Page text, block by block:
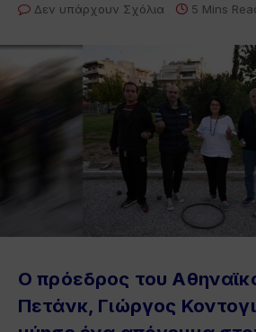
Δεν υπάρχουν Σχόλια
5 Mins
Ο πρόεδρος του
Πετάνκ, Γιώργος